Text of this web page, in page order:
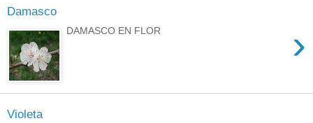
Damasco
›
DAMASCO EN FLOR
Violeta